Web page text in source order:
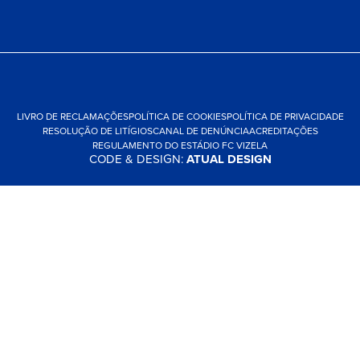
LIVRO DE RECLAMAÇÕESPOLÍTICA DE COOKIESPOLÍTICA DE PRIVACIDADE
RESOLUÇÃO DE LITÍGIOSCANAL DE DENÚNCIAACREDITAÇÕES
REGULAMENTO DO ESTÁDIO FC VIZELA
CODE & DESIGN:ATUAL DESIGN